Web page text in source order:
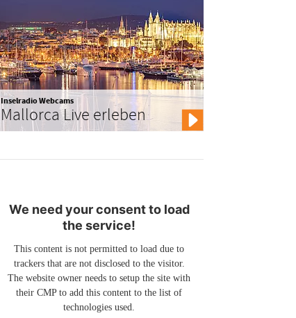
Inselradio Webcams
Mallorca Live erleben
We need your consent to load
the service!
This content is not permitted to load due to
trackers that are not disclosed to the visitor.
The website owner needs to setup the site with
their CMP to add this content to the list of
technologies used.